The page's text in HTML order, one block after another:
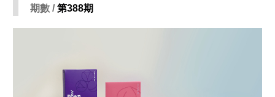
期數 /第388期